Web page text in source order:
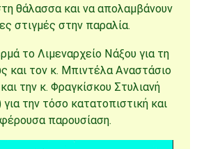
θάλασσα και να απολαμβάνουν
στιγμές στην παραλία.
το Λιμεναρχείο Νάξου για τη
και τον κ. Μπιντέλα Αναστάσιο
την κ. Φραγκίσκου Στυλιανή
την τόσο κατατοπιστική και
παρουσίαση.